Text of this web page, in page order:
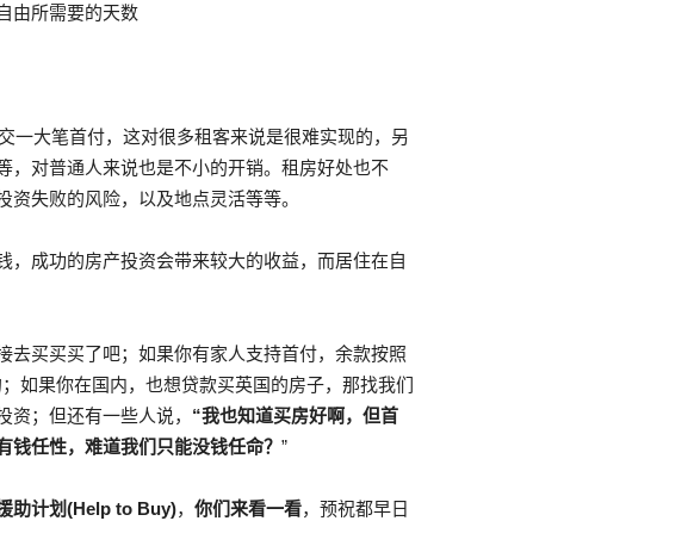
由所需要的天数
一大笔首付，这对很多租客来说是很难实现的，另
，对普通人来说也是不小的开销。租房好处也不
失败的风险，以及地点灵活等等。
成功的房产投资会带来较大的收益，而居住在自
买买买了吧；如果你有家人支持首付，余款按照
如果你在国内，也想贷款买英国的房子，那找我们
；但还有一些人说， “我也知道买房好啊，但首
钱任性，难道我们只能没钱任命？ ”
助计划(Help to Buy)， 你们来看一看，预祝都早日